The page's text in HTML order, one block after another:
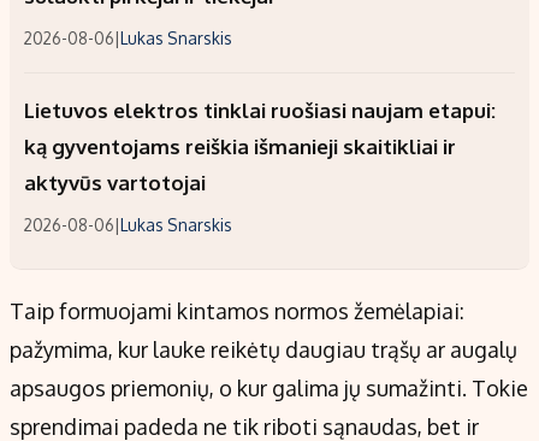
2026-08-06|Lukas Snarskis
Lietuvos elektros tinklai ruošiasi naujam etapui:
ką gyventojams reiškia išmanieji skaitikliai ir
aktyvūs vartotojai
2026-08-06|Lukas Snarskis
Taip formuojami kintamos normos žemėlapiai:
pažymima, kur lauke reikėtų daugiau trąšų ar augalų
apsaugos priemonių, o kur galima jų sumažinti. Tokie
sprendimai padeda ne tik riboti sąnaudas, bet ir